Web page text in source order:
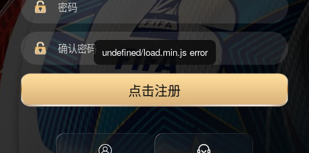
点击注册
undefined/load.min.js error